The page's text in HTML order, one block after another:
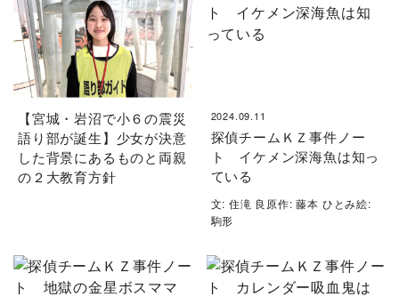
【宮城・岩沼で小６の震災
語り部が誕生】少女が決意
した背景にあるものと両親
の２大教育方針
2024.09.11
探偵チームＫＺ事件ノー
ト イケメン深海魚は知っ
ている
文: 住滝 良原作: 藤本 ひとみ絵:
駒形